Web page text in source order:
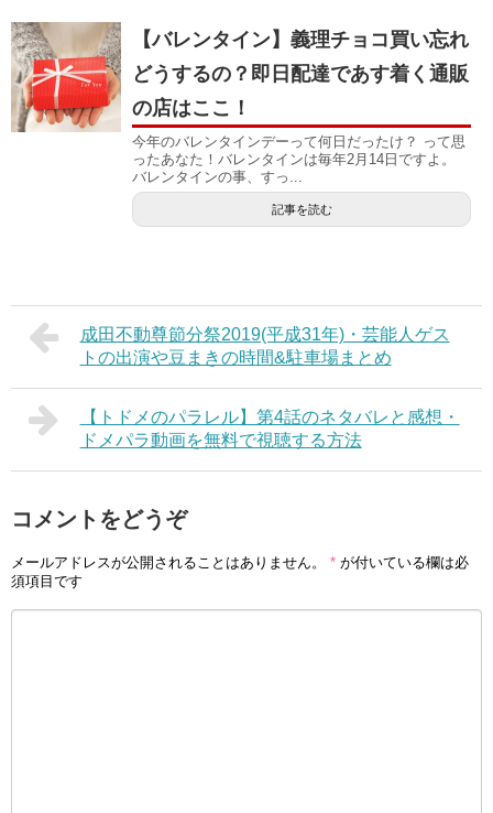
【バレンタイン】義理チョコ買い忘れ
どうするの？即日配達であす着く通販
の店はここ！
今年のバレンタインデーって何日だったけ？ って思
ったあなた！バレンタインは毎年2月14日ですよ。
バレンタインの事、すっ...
記事を読む
成田不動尊節分祭2019(平成31年)・芸能人ゲス
トの出演や豆まきの時間&駐車場まとめ
【トドメのパラレル】第4話のネタバレと感想・
ドメパラ動画を無料で視聴する方法
コメントをどうぞ
メールアドレスが公開されることはありません。 * が付いている欄は必
須項目です